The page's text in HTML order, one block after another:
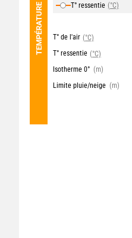
TEMPÉRATURE
T° ressentie (°C)
T° de l'air (°C)
T° ressentie (°C)
Isotherme 0° (m)
Limite pluie/neige (m)